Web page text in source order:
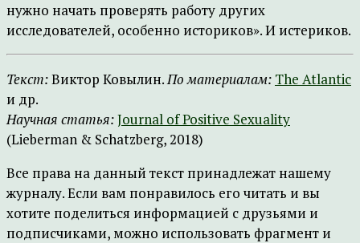
нужно начать проверять работу других
исследователей, особенно историков». И истериков.
Текст:Виктор Ковылин.По материалам: The Atlantic
и др.
Научная статья:Journal of Positive Sexuality
(Lieberman & Schatzberg, 2018)
Все права на данный текст принадлежат нашему
журналу. Если вам понравилось его читать и вы
хотите поделиться информацией с друзьями и
подписчиками, можно использовать фрагмент и